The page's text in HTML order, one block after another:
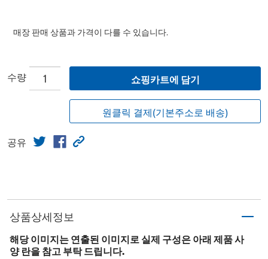
매장 판매 상품과 가격이 다를 수 있습니다.
수량 쇼핑카트에 담기
원클릭 결제(기본주소로 배송)
공유
상품상세정보
해당 이미지는 연출된 이미지로 실제 구성은 아래 제품 사
양 란을 참고 부탁 드립니다.